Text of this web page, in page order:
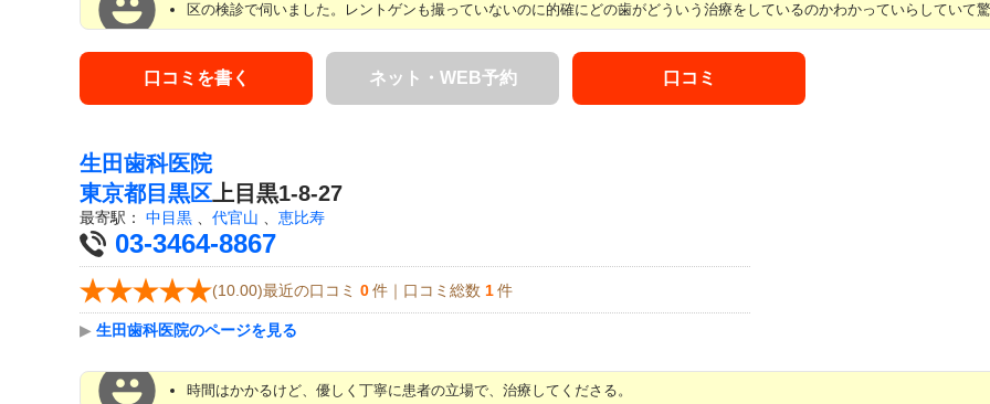
区の検診で伺いました。レントゲンも撮っていないのに的確にどの歯がどういう治療をしているのかわかっていらしていて
口コミを書く ネット・WEB予約 口コミ
生田歯科医院
東京都目黒区上目黒1-8-27
最寄駅： 中目黒 、 代官山 、 恵比寿
03-3464-8867
(10.00)最近の口コミ 0 件｜口コミ総数 1 件
▶ 生田歯科医院のページを見る
時間はかかるけど、優しく丁寧に患者の立場で、治療してくださる。